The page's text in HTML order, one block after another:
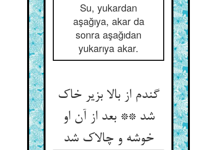
Su, yukardan
aşağıya, akar da
sonra aşağıdan
yukarıya akar.
گندم از بالا بزیر خاک
شد ** بعد از آن او
خوشه و چالاک شد